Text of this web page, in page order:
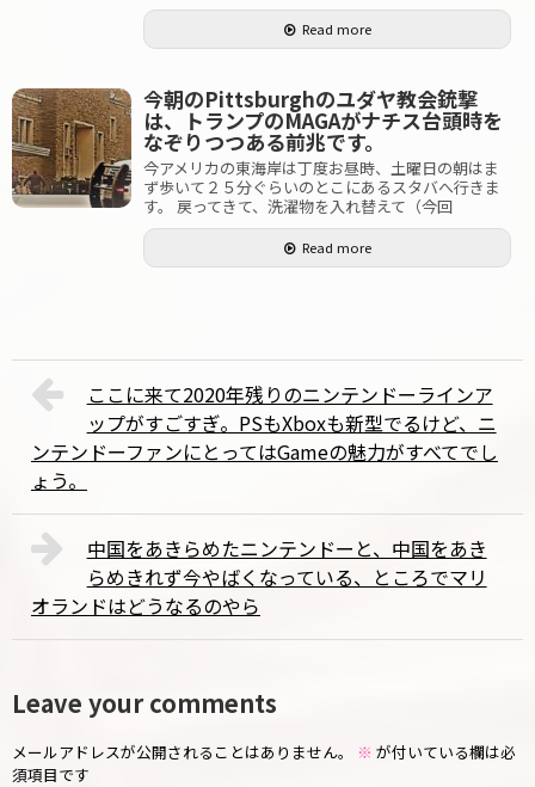
Read more
今朝のPittsburghのユダヤ教会銃撃
は、トランプのMAGAがナチス台頭時を
なぞりつつある前兆です。
今アメリカの東海岸は丁度お昼時、土曜日の朝はま
ず歩いて２５分ぐらいのとこにあるスタバへ行きま
す。 戻ってきて、洗濯物を入れ替えて（今回
Read more
ここに来て2020年残りのニンテンドーラインア
ップがすごすぎ。PSもXboxも新型でるけど、ニ
ンテンドーファンにとってはGameの魅力がすべてでし
ょう。
中国をあきらめたニンテンドーと、中国をあき
らめきれず今やばくなっている、ところでマリ
オランドはどうなるのやら
Leave your comments
メールアドレスが公開されることはありません。 ※ が付いている欄は必
須項目です